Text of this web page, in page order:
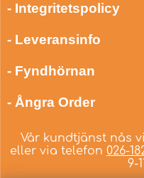
- Integritetspolicy
- Leveransinfo
- Fyndhörnan
- Ångra Order
Vår kundtjänst nås
eller via telefon 026-
9-